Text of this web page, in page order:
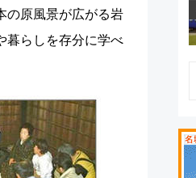
の原風景が広がる岩
暮らしを存分に学べ